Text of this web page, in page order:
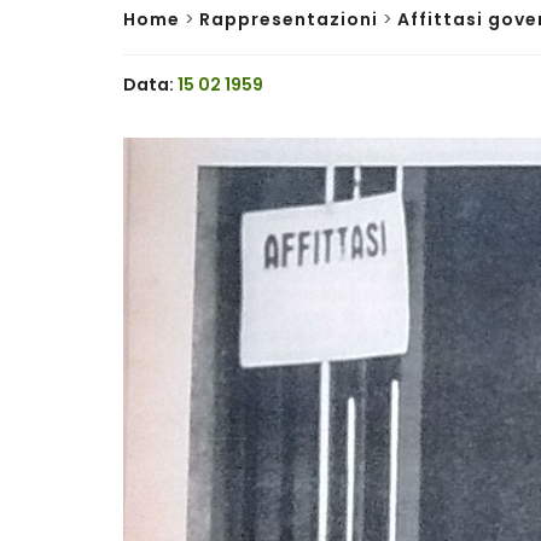
Home > Rappresentazioni > Affittasi
Data: 15 02 1959